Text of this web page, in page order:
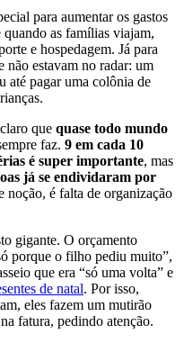
para aumentar os gastos
as famílias viajam,
e hospedagem. Já para
não estavam no radar: um
até pagar uma colônia de
que quase todo mundo
faz. 9 em cada 10
é super importante, mas
já se endividaram por
noção, é falta de organização
gigante. O orçamento
porque o filho pediu muito”,
que era “só uma volta” e
de natal. Por isso,
eles fazem um mutirão
fatura, pedindo atenção.